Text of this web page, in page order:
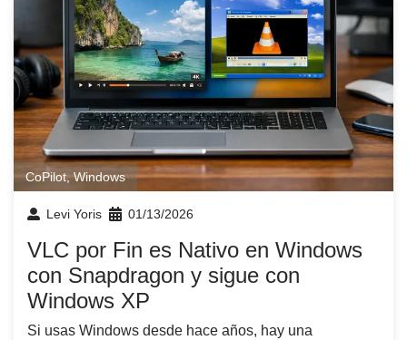
CoPilot,Windows
Levi Yoris 01/13/2026
VLC por Fin es Nativo en Windows
con Snapdragon y sigue con
Windows XP
Si usas Windows desde hace años, hay una